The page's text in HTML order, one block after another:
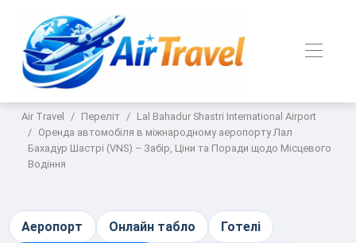
Air Travel Переліт
Lal Bahadur Shastri International Airport
Оренда автомобіля в міжнародному аеропорту Лал
Бахадур Шастрі (VNS) – Забір, Ціни та Поради щодо Місцевого
Водіння
Аеропорт Онлайн табло Готелі